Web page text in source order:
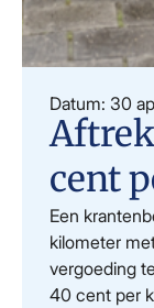
Datum: 30
cent
Een
kilometer
vergoeding
40 cent per